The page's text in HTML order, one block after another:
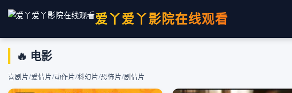
爱丫爱丫影院在线观看
🔥 电影
喜剧片/爱情片/动作片/科幻片/恐怖片/剧情片